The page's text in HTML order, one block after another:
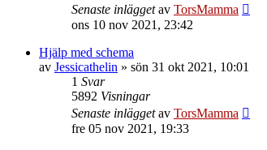
Senaste inläggetav TorsMamma
ons 10 nov 2021, 23:42
Hjälp med schema
av Jessicathelin » sön 31 okt 2021, 10:01
1 Svar
5892 Visningar
Senaste inläggetav TorsMamma
fre 05 nov 2021, 19:33